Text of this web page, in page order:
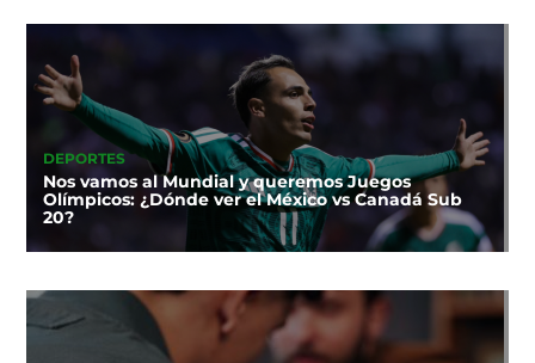
DEPORTES
Nos vamos al Mundial y queremos Juegos
Olímpicos: ¿Dónde ver el México vs Canadá Sub
20?